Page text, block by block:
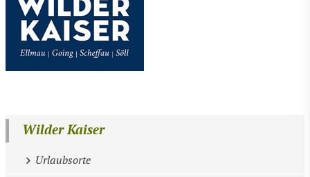
Wilder Kaiser
Urlaubsorte